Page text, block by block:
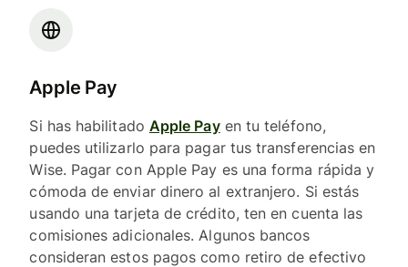
Apple Pay
Si has habilitado Apple Payen tu teléfono,
puedes utilizarlo para pagar tus transferencias en
Wise. Pagar con Apple Pay es una forma rápida y
cómoda de enviar dinero al extranjero. Si estás
usando una tarjeta de crédito, ten en cuenta las
comisiones adicionales. Algunos bancos
consideran estos pagos como retiro de efectivo